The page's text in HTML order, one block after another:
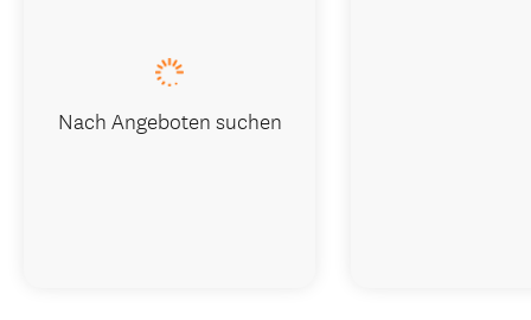
Nach Angeboten suchen